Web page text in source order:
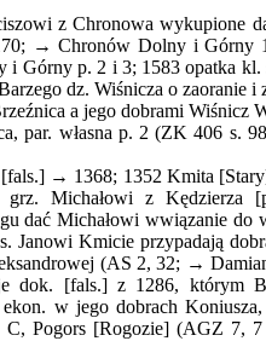
z Chronowa wykupione
→ Chronów Dolny i Górny
p. 2 i 3; 1583 opatka kl.
dz. Wiśnicza o zaoranie i
a jego dobrami Wiśnicz
par. własna p. 2 (ZK 406 s.
→ 1368; 1352 Kmita
Michałowi z Kędzierza
dać Michałowi wwiązanie
Janowi Kmicie przypadają
(AS 2, 32; →
dok. [fals.] z 1286, którym
w jego dobrach
Pogors [Rogozie] (AGZ 7,